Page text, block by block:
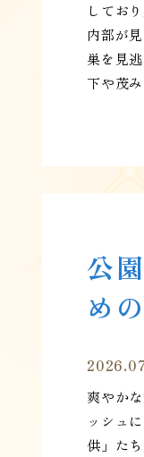
してお
内部が
巣を見
下や茂
公
め
爽やか
ッシュ
供」た